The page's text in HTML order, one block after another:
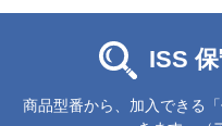
ISS
商品型番から、加入できる